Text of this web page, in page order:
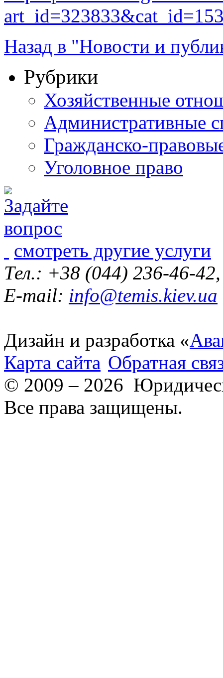
Назад в "Новости и
Рубрики
Хозяйственные
Административные
Гражданско-
Уголовное право
смотреть другие услуги
Тел.: +38 (044) 236-46-
E-mail: info@temis.kiev.ua
Дизайн и разработка «
Карта сайта Обратная
© 2009 – 2026
Все права защищены.